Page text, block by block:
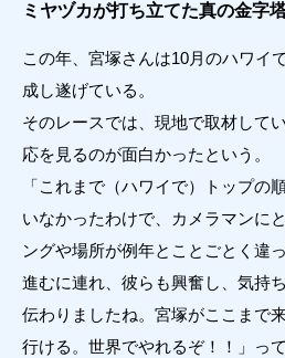
ミヤヅカが打ち立てた真の金字
この年、宮塚さんは10月のハワイ
成し遂げている。
そのレースでは、現地で取材して
応を見るのが面白かったという。
「これまで（ハワイで）トップの
いなかったわけで、カメラマンに
ングや場所が例年とことごとく違
進むに連れ、彼らも興奮し、気持
伝わりましたね。宮塚がここまで
行ける。世界でやれるぞ！！」って